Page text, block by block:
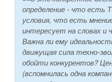
определение - что есть
условия, что есть
интересует на словах и
Важна ли ему
движущая сила техно-
обойти конкурентов?
(вспомнилась одна